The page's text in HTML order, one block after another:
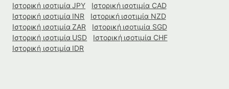
Ιστορική ισοτιμία JPY
Ιστορική ισοτιμία CAD
Ιστορική ισοτιμία INR
Ιστορική ισοτιμία NZD
Ιστορική ισοτιμία ZAR
Ιστορική ισοτιμία SGD
Ιστορική ισοτιμία USD
Ιστορική ισοτιμία CHF
Ιστορική ισοτιμία IDR